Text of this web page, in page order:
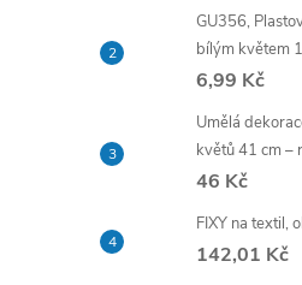
n
e
GU356,
bílým květem
6,99 Kč
Umělá
květů 41 cm –
46 Kč
FIXY na textil,
142,01 Kč